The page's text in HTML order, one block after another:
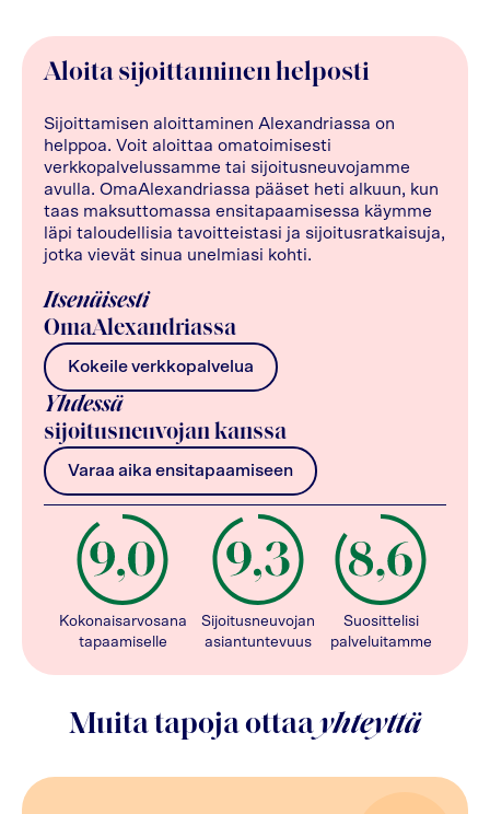
Aloita sijoittaminen helposti
Sijoittamisen aloittaminen Alexandriassa on
helppoa. Voit aloittaa omatoimisesti
verkkopalvelussamme tai sijoitusneuvojamme
avulla. OmaAlexandriassa pääset heti alkuun, kun
taas maksuttomassa ensitapaamisessa käymme
läpi taloudellisia tavoitteistasi ja sijoitusratkaisuja,
jotka vievät sinua unelmiasi kohti.
Itsenäisesti
OmaAlexandriassa
Kokeile verkkopalvelua
Yhdessä
sijoitusneuvojan kanssa
Varaa aika ensitapaamiseen
Kokonaisarvosana
tapaamiselle
Sijoitusneuvojan
asiantuntevuus
Suosittelisi
palveluitamme
Muita tapoja ottaayhteyttä